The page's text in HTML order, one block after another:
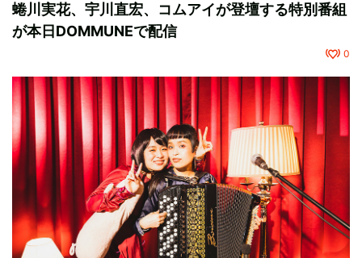
蜷川実花、宇川直宏、コムアイが登壇する特別番組
が本日DOMMUNEで配信
0